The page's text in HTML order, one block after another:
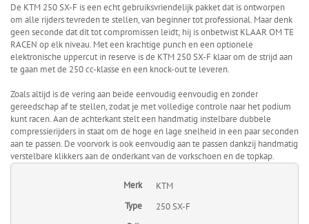
De KTM 250 SX-F is een echt gebruiksvriendelijk pakket dat is ontworpen
om alle rijders tevreden te stellen, van beginner tot professional. Maar denk
geen seconde dat dit tot compromissen leidt; hij is onbetwist KLAAR OM TE
RACEN op elk niveau. Met een krachtige punch en een optionele
elektronische uppercut in reserve is de KTM 250 SX-F klaar om de strijd aan
te gaan met de 250 cc-klasse en een knock-out te leveren.
Zoals altijd is de vering aan beide eenvoudig eenvoudig en zonder
gereedschap af te stellen, zodat je met volledige controle naar het podium
kunt racen. Aan de achterkant stelt een handmatig instelbare dubbele
compressierijders in staat om de hoge en lage snelheid in een paar seconden
aan te passen. De voorvork is ook eenvoudig aan te passen dankzij handmatig
verstelbare klikkers aan de onderkant van de vorkschoen en de topkap.
Merk
KTM
Type
250 SX-F